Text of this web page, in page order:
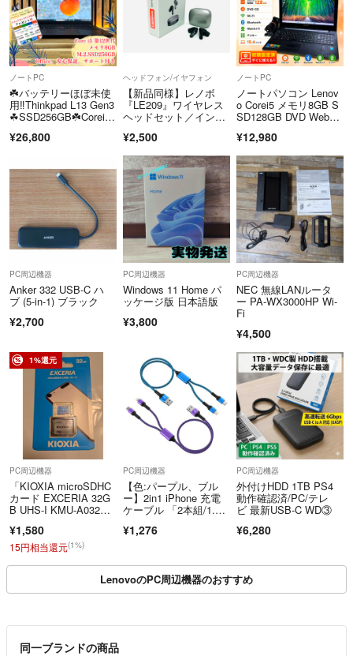
ノートPC
☘️バッテリーほぼ未使
用‼️Thinkpad L13 Gen3
☘SSD256GB☘️Corei5
☘️ノートパソコン
¥26,800
ヘッドフォン/イヤフォン
【新品同様】レノボ
『LE209』ワイヤレス
ヘッドセット／インイ
¥2,500
ノートPC
ノートパソコン Lenov
o Corei5 メモリ8GB S
SD128GB DVD Webカ
¥12,980
PC周辺機器
Anker 332 USB-C ハ
ブ (5-in-1) ブラック
¥2,700
PC周辺機器
Windows 11 Home パ
ッケージ版 日本語版
¥3,800
PC周辺機器
NEC 無線LANルータ
ー PA-WX3000HP Wi-
Fi
¥4,500
1%還元
PC周辺機器
「KIOXIA microSDHC
カード EXCERIA 32G
B UHS-I KMU-A032G
¥1,580
15円相当還元(1%)
PC周辺機器
【色:パープル、ブル
ー】2in1 iPhone 充電
ケーブル 「2本組/1.2
¥1,276
PC周辺機器
外付けHDD 1TB PS4
動作確認済/PC/テレ
ビ 最新USB-C WD③
¥6,280
LenovoのPC周辺機器のおすすめ
同一ブランドの商品